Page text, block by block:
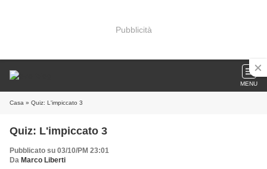
Pubblicità
MENU
Casa » Quiz: L'impiccato 3
Quiz: L'impiccato 3
Pubblicato su 03/10/PM 23:01
Da Marco Liberti